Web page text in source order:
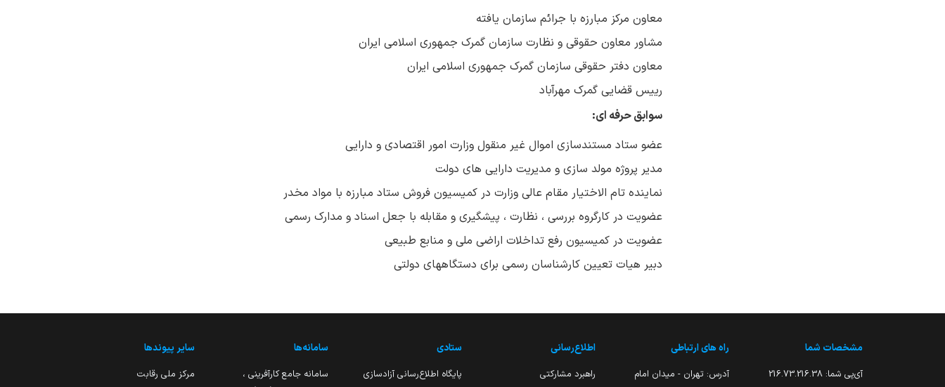
معاون مرکز مبارزه با جرائم سازمان یافته
مشاور معاون حقوقی و نظارت سازمان گمرک جمهوری اسلامی ایران
معاون دفتر حقوقی سازمان گمرک جمهوری اسلامی ایران
رییس قضایی گمرک مهرآباد
سوابق حرفه ای:
عضو ستاد مستندسازی اموال غیر منقول وزارت امور اقتصادی و دارایی
مدیر پروژه مولد سازی و مدیریت دارایی های دولت
نماینده تام الاختیار مقام عالی وزارت در کمیسیون فروش ستاد مبارزه با مواد مخدر
عضویت در کارگروه بررسی ، نظارت ، پیشگیری و مقابله با جعل اسناد و مدارک رسمی
عضویت در کمیسیون رفع تداخلات اراضی ملی و منابع طبیعی
دبیر هیات تعیین کارشناسان رسمی برای دستگاههای دولتی
مشخصات شما
آی‌پی شما: 216.73.216.38
راه های ارتباطی
آدرس: تهران - میدان امام
اطلاع‌رسانی
راهبرد مشارکتی
ستادی
پایگاه اطلاع‌رسانی آزادسازی
سامانه‌ها
سامانه جامع کارآفرینی ،
سایر پیوندها
مرکز ملی رقابت